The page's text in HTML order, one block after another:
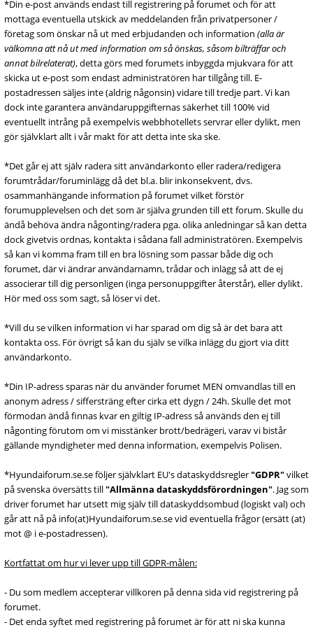
*Din e-post används endast till registrering på forumet och för att
mottaga eventuella utskick av meddelanden från privatpersoner /
företag som önskar nå ut med erbjudanden och information (alla är
välkomna att nå ut med information om så önskas, såsom bilträffar och
annat bilrelaterat), detta görs med forumets inbyggda mjukvara för att
skicka ut e-post som endast administratören har tillgång till. E-
postadressen säljes inte (aldrig någonsin) vidare till tredje part. Vi kan
dock inte garantera användaruppgifternas säkerhet till 100% vid
eventuellt intrång på exempelvis webbhotellets servrar eller dylikt, men
gör självklart allt i vår makt för att detta inte ska ske.
*Det går ej att själv radera sitt användarkonto eller radera/redigera
forumtrådar/foruminlägg då det bl.a. blir inkonsekvent, dvs.
osammanhängande information på forumet vilket förstör
forumupplevelsen och det som är själva grunden till ett forum. Skulle du
ändå behöva ändra någonting/radera pga. olika anledningar så kan detta
dock givetvis ordnas, kontakta i sådana fall administratören. Exempelvis
så kan vi komma fram till en bra lösning som passar både dig och
forumet, där vi ändrar användarnamn, trådar och inlägg så att de ej
associerar till dig personligen (inga personuppgifter återstår), eller dylikt.
Hör med oss som sagt, så löser vi det.
*Vill du se vilken information vi har sparad om dig så är det bara att
kontakta oss. För övrigt så kan du själv se vilka inlägg du gjort via ditt
användarkonto.
*Din IP-adress sparas när du använder forumet MEN omvandlas till en
anonym adress / siffersträng efter cirka ett dygn / 24h. Skulle det mot
förmodan ändå finnas kvar en giltig IP-adress så används den ej till
någonting förutom om vi misstänker brott/bedrägeri, varav vi bistår
gällande myndigheter med denna information, exempelvis Polisen.
*Hyundaiforum.se.se följer självklart EU's dataskyddsregler"GDPR"vilket
på svenska översätts till"Allmänna dataskyddsförordningen". Jag som
driver forumet har utsett mig själv till dataskyddsombud (logiskt val) och
går att nå på info(at)Hyundaiforum.se.se vid eventuella frågor (ersätt (at)
mot @ i e-postadressen).
Kortfattat om hur vi lever upp till GDPR-målen:
- Du som medlem accepterar villkoren på denna sida vid registrering på
forumet.
- Det enda syftet med registrering på forumet är för att ni ska kunna